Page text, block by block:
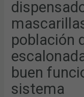
población
buen
sistema
COL·LEGIS
FARMACÈUTICS
CATALUNYA
INFORMA
QUE
LAS
FARMACIAS
CATALANAS
HAN
DISPENSADO
MÁS
DE
700.000